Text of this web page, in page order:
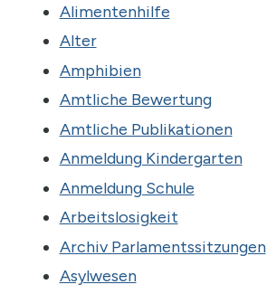
Alimentenhilfe
Alter
Amphibien
Amtliche Bewertung
Amtliche Publikationen
Anmeldung Kindergarten
Anmeldung Schule
Arbeitslosigkeit
Archiv Parlamentssitzungen
Asylwesen